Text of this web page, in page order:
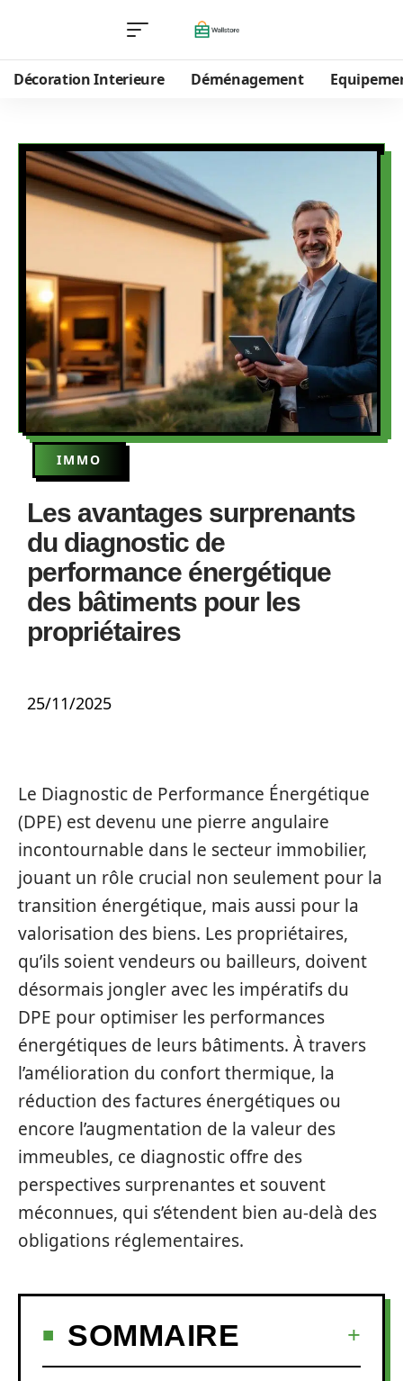
Décoration Interieure Déménagement
IMMO
Les avantages surprenants
du diagnostic de
performance énergétique
des bâtiments pour les
propriétaires
25/11/2025
Le Diagnostic de Performance Énergétique
(DPE) est devenu une pierre angulaire
incontournable dans le secteur immobilier,
jouant un rôle crucial non seulement pour la
transition énergétique, mais aussi pour la
valorisation des biens. Les propriétaires,
qu’ils soient vendeurs ou bailleurs, doivent
désormais jongler avec les impératifs du
DPE pour optimiser les performances
énergétiques de leurs bâtiments. À travers
l’amélioration du confort thermique, la
réduction des factures énergétiques ou
encore l’augmentation de la valeur des
immeubles, ce diagnostic offre des
perspectives surprenantes et souvent
méconnues, qui s’étendent bien au-delà des
obligations réglementaires.
SOMMAIRE